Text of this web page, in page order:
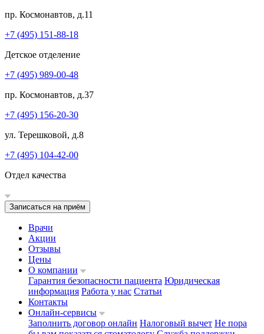
пр. Космонавтов, д.11
+7 (495) 151-88-18
Детское отделение
+7 (495) 989-00-48
пр. Космонавтов, д.37
+7 (495) 156-20-30
ул. Терешковой, д.8
+7 (495) 104-42-00
Отдел качества
Записаться на приём
Врачи
Акции
Отзывы
Цены
О компании
Гарантия безопасности пациента Юридическая
информация Работа у нас Статьи
Контакты
Онлайн-сервисы
Заполнить договор онлайн Налоговый вычет Не пора